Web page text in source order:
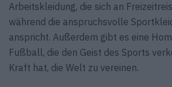
Arbeitskleidung, die sich an
während die anspruchsvolle
anspricht. Außerdem gibt es eine
Fußball, die den Geist des Sports
Kraft hat, die Welt zu vereinen.